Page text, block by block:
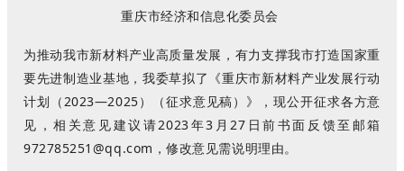
重庆市经济和信息化委员会
为推动我市新材料产业高质量发展，有力支撑我市打造国家重
要先进制造业基地，我委草拟了《重庆市新材料产业发展行动
计划（2023—2025）（征求意见稿）》，现公开征求各方意
见，相关意见建议请2023年3月27日前书面反馈至邮箱
972785251@qq.com，修改意见需说明理由。